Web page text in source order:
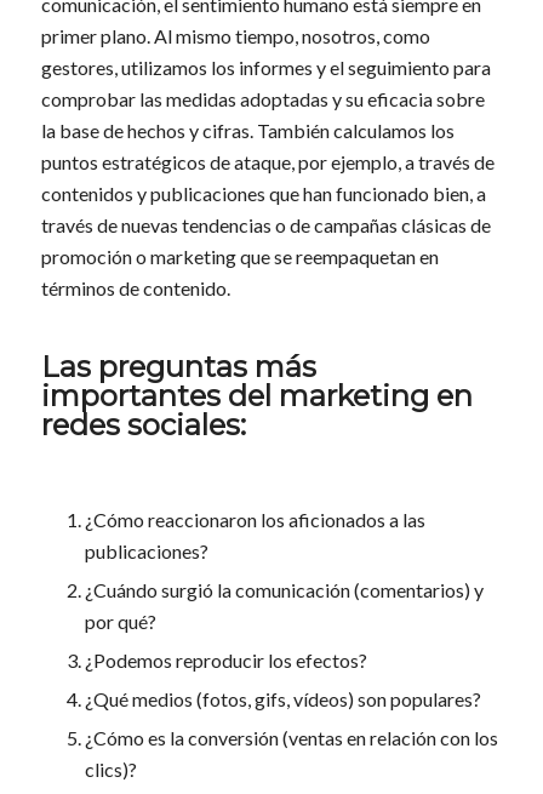
primer plano. Al mismo tiempo, nosotros, como
gestores, utilizamos los informes y el seguimiento para
comprobar las medidas adoptadas y su eficacia sobre
la base de hechos y cifras. También calculamos los
puntos estratégicos de ataque, por ejemplo, a través de
contenidos y publicaciones que han funcionado bien, a
través de nuevas tendencias o de campañas clásicas de
promoción o marketing que se reempaquetan en
términos de contenido.
Las preguntas más
importantes del marketing en
redes sociales:
¿Cómo reaccionaron los aficionados a las
publicaciones?
¿Cuándo surgió la comunicación (comentarios) y
por qué?
¿Podemos reproducir los efectos?
¿Qué medios (fotos, gifs, vídeos) son populares?
¿Cómo es la conversión (ventas en relación con los
clics)?